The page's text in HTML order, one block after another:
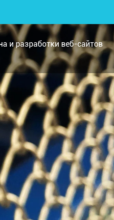
и разработки веб-сайтов